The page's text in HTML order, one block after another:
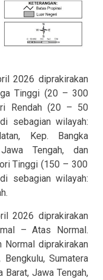
2026 diprakirakan
Tinggi (20 – 300
Rendah (20 – 50
sebagian wilayah:
Kep. Bangka
Tengah, dan
Tinggi(150 – 300
sebagian wilayah:
2026 diprakirakan
– Atas Normal.
Normal diprakirakan
Bengkulu, Sumatera
Barat, Jawa Tengah,